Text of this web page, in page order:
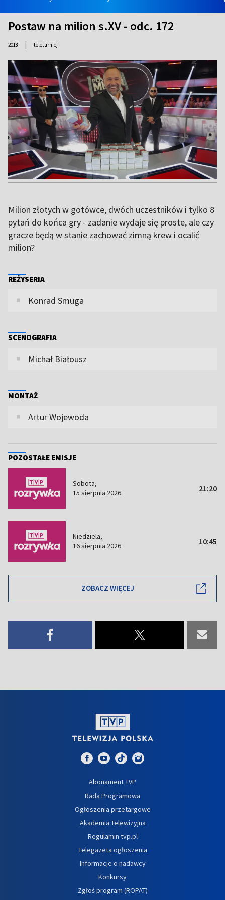
Postaw na milion s.XV - odc. 172
2018 | teleturniej
Milion złotych w gotówce, dwóch uczestników i tylko 8
pytań do końca gry - zadanie wydaje się proste, ale czy
gracze będą w stanie zachować zimną krew i ocalić
milion?
REŻYSERIA
Konrad Smuga
SCENOGRAFIA
Michał Białousz
MONTAŻ
Artur Wojewoda
POZOSTAŁE EMISJE
Sobota,
15 sierpnia 2026
21:20
Niedziela,
16 sierpnia 2026
10:45
ZOBACZ WIĘCEJ
Abonament TVP
Rada Programowa
Ogłoszenia przetargowe
Akademia Telewizyjna
Regulamin tvp.pl
Telegazeta ogłoszenia
Informacje o nadawcy
Konkursy
Zgłoś program (ROPAT)